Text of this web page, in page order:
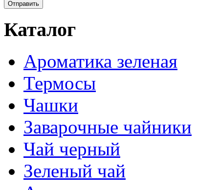
Каталог
Ароматика зеленая
Термосы
Чашки
Заварочные чайники
Чай черный
Зеленый чай